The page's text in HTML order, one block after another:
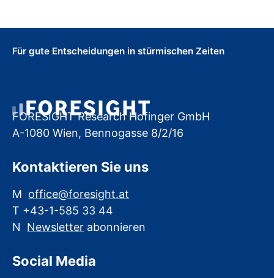
Für gute Entscheidungen in stürmischen Zeiten
FORESIGHT Research Hofinger GmbH
A-1080 Wien, Bennogasse 8/2/16
Kontaktieren Sie uns
M office@foresight.at
T +43-1-585 33 44
N
Newsletter abonnieren
Social Media